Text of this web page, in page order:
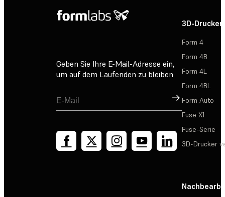
Geben Sie Ihre E-Mail-Adresse ein,
um auf dem Laufenden zu bleiben
Registrieren
3D-Drucker
Form 4
Form 4B
Form 4L
Form 4BL
Form Auto
Fuse X1
Fuse-Serie
3D-Drucker